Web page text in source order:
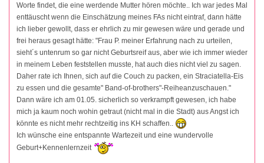
Worte findet, die eine werdende Mutter hören möchte.. Ich war jedes Mal
enttäuscht wenn die Einschätzung meines FAs nicht eintraf, dann hätte
ich lieber gewollt, dass er ehrlich zu mir gewesen wäre und gerade und
frei heraus gesagt hätte: "Frau P. meiner Erfahrung nach zu urteilen,
sieht´s untenrum so gar nicht Geburtsreif aus, aber wie ich immer wieder
in meinem Leben feststellen musste, hat auch dies nicht viel zu sagen.
Daher rate ich Ihnen, sich auf die Couch zu packen, ein Straciatella-Eis
zu essen und die gesamte" Band-of-brothers"-Reiheanzuschauen."
Dann wäre ich am 01.05. sicherlich so verkrampft gewesen, ich habe
mich ja kaum noch wohin getraut (nicht mal in die Stadt) aus Angst ich
könnte es nicht mehr rechtzeitig ins KH schaffen..
Ich wünsche eine entspannte Wartezeit und eine wundervolle
Geburt+Kennenlernzeit